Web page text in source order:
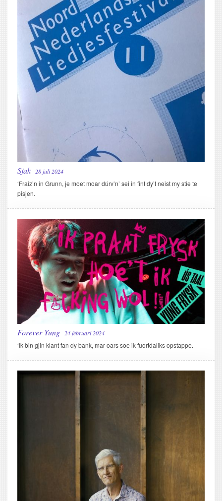
Sjak 28 juli 2024
‘Fraiz’n in Grunn, je moet moar dúrv’n’ sei in fint dy’t neist my stie te
pisjen.
Forever Yung 24 februari 2024
‘Ik bin gjin klant fan dy bank, mar oars soe ik fuortdaliks opstappe.